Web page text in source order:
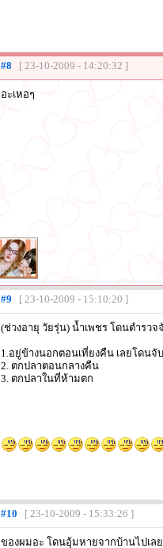
#8 [ 23-10-2009 - 14:20:32 ]
อะเหอๆ
#9 [ 23-10-2009 - 15:10:20 ]
(ช่วงอายุ วัยรุ่น) น้ำเพชร โดนตำรว
1.อยู่ข้างนอกตอนเที่ยงคืน เลยโดนจับ
2. ตกปลาตอนกลางคืน
3. ตกปลาในที่ห้ามตก
#10 [ 23-10-2009 - 15:33:26 ]
ของผมอะ โดนอุ้มหายจากบ้านไปเล